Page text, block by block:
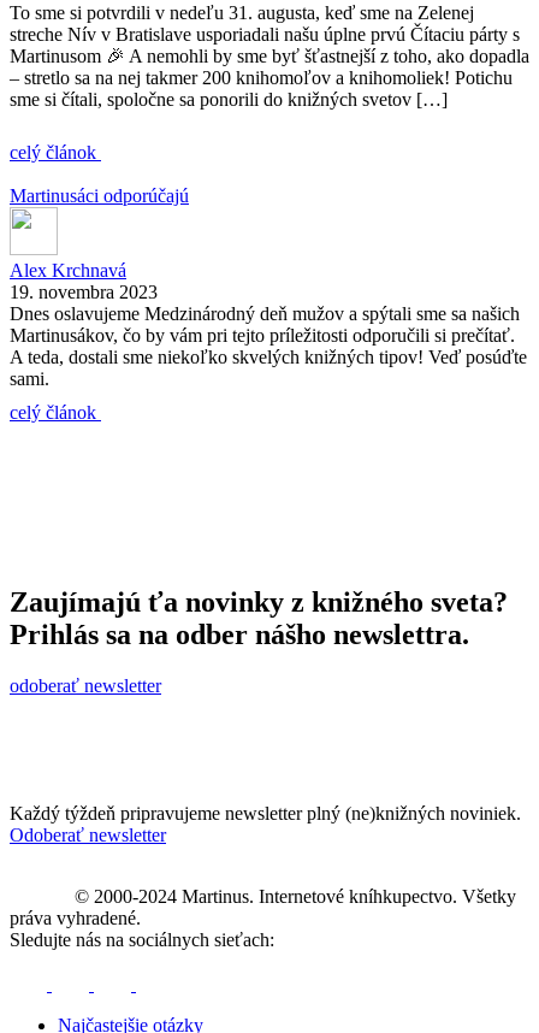
To sme si potvrdili v nedeľu 31. augusta, keď sme na Zelenej
streche Nív v Bratislave usporiadali našu úplne prvú Čítaciu párty s
Martinusom 🎉 A nemohli by sme byť šťastnejší z toho, ako dopadla
– stretlo sa na nej takmer 200 knihomoľov a knihomoliek! Potichu
sme si čítali, spoločne sa ponorili do knižných svetov […]
celý článok
Martinusáci odporúčajú
Alex Krchnavá
19. novembra 2023
Dnes oslavujeme Medzinárodný deň mužov a spýtali sme sa našich
Martinusákov, čo by vám pri tejto príležitosti odporučili si prečítať.
A teda, dostali sme niekoľko skvelých knižných tipov! Veď posúďte
sami.
celý článok
Zaujímajú ťa novinky z knižného sveta?
Prihlás sa na odber nášho newslettra.
odoberať newsletter
Každý týždeň pripravujeme newsletter plný (ne)knižných noviniek.
Odoberať newsletter
© 2000-2024 Martinus. Internetové kníhkupectvo. Všetky
práva vyhradené.
Sledujte nás na sociálnych sieťach:
Najčastejšie otázky